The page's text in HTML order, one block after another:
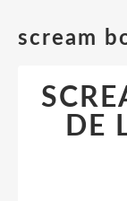
scream
DE